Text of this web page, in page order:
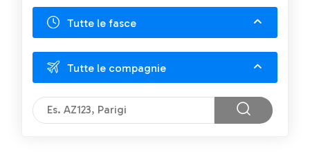
Tutte le fasce
Tutte le compagnie